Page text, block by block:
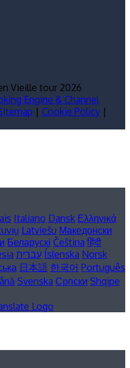
Vieille tour 2026
Engine & Channel
| Cookie Policy |
Italiano Dansk Ελληνικά
Latviešu Македонски
Беларускі Čeština हिंदी
עברית Íslenska Norsk
日本語 한국어 Português
Svenska Српски Shqipe